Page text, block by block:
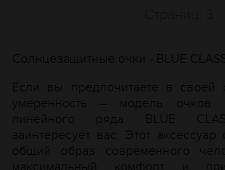
Солнцезащитные очки
- BLUE
Если вы предпочитаете в своей
умеренность – модель очков
линейного ряда BLUE
заинтересует вас. Этот
общий образ современного
максимальный комфорт и